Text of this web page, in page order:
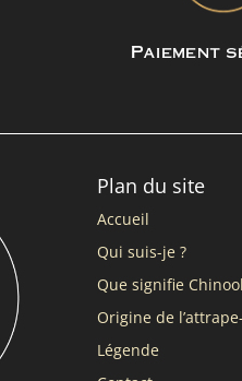
Paiement
Plan du site
Accueil
Qui suis-je ?
Que signifie
Origine de
Légende